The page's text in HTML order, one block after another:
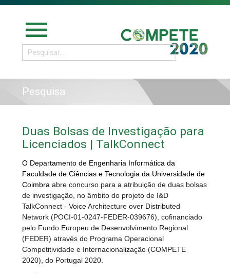
menu
Pesquisa
Duas Bolsas de Investigação para
Licenciados | TalkConnect
O Departamento de Engenharia Informática da
Faculdade de Ciências e Tecnologia da Universidade de
Coimbraabre concurso paraa atribuição de duas bolsas
de investigação, no âmbito do projeto de I&D
TalkConnect - Voice Architecture over Distributed
Network (POCI-01-0247-FEDER-039676), cofinanciado
pelo Fundo Europeu de Desenvolvimento Regional
(FEDER) através do Programa Operacional
Competitividade e Internacionalização (COMPETE
2020), do Portugal 2020.